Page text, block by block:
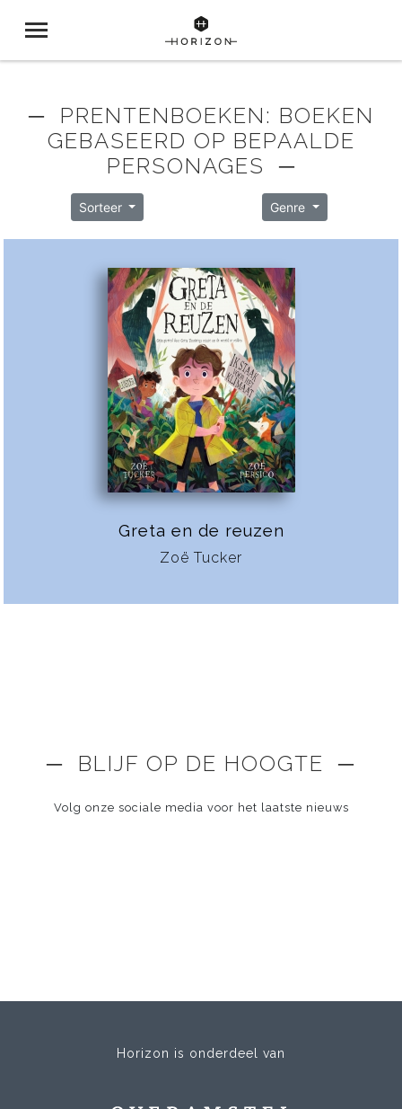
─ PRENTENBOEKEN: BOEKEN
GEBASEERD OP BEPAALDE
PERSONAGES ─
Sorteer Genre
Greta en de reuzen
Zoë Tucker
─ BLIJF OP DE HOOGTE ─
Volg onze sociale media voor het laatste nieuws
Horizon is onderdeel van